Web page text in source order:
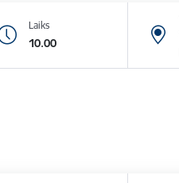
Laiks
10.00